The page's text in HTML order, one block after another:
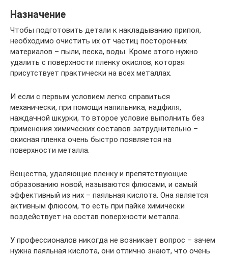
Назначение
Чтобы подготовить детали к накладыванию припоя,
необходимо очистить их от частиц посторонних
материалов – пыли, песка, воды. Кроме этого нужно
удалить с поверхности пленку окислов, которая
присутствует практически на всех металлах.
И если с первым условием легко справиться
механически, при помощи напильника, надфиля,
наждачной шкурки, то второе условие выполнить без
применения химических составов затруднительно –
окисная пленка очень быстро появляется на
поверхности металла.
Вещества, удаляющие пленку и препятствующие
образованию новой, называются флюсами, и самый
эффективный из них – паяльная кислота. Она является
активным флюсом, то есть при пайке химически
воздействует на состав поверхности металла.
У профессионалов никогда не возникает вопрос – зачем
нужна паяльная кислота, они отлично знают, что очень